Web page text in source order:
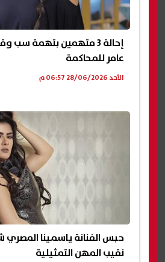
إحالة 3 متهمين بتهمة سب
عامر للمحاكمة
الأحد 28/06/2026 06:57 م
حبس الفنانة ياسمينا
نقيب المهن التمثيلية